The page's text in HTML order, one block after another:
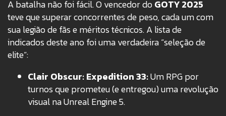
A batalha não foi fácil. O vencedor doGOTY 2025
teve que superar concorrentes de peso, cada um com
sua legião de fãs e méritos técnicos. A lista de
indicados deste ano foi uma verdadeira “seleção de
elite”:
Clair Obscur: Expedition 33:Um RPG por
turnos que prometeu (e entregou) uma revolução
visual na Unreal Engine 5.